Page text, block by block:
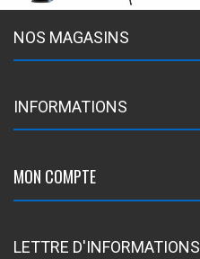
NOS MAGASINS
INFORMATIONS
MON COMPTE
LETTRE D'INFORMATIONS